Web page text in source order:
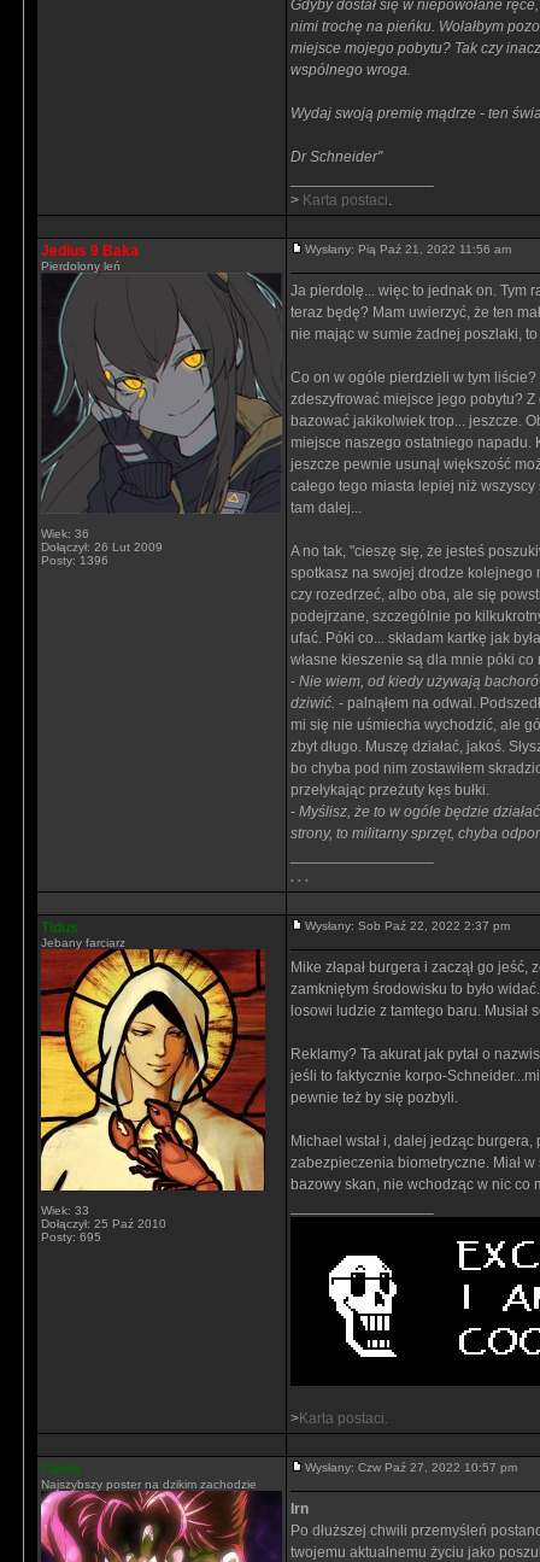
Gdyby dostał się w niepowołane
nimi trochę na pieńku. Wolałbym
miejsce mojego pobytu? Tak czy
wspólnego wroga.
Wydaj swoją premię mądrze - ten
Dr Schneider"
> Karta postaci.
Jedius 9 Baka
Pierdolony leń
Wiek: 36
Dołączył: 26 Lut 2009
Posty: 1396
Wysłany: Pią Paź 21, 2022 11:56 am
Ja pierdolę... więc to jednak on. Tym
teraz będę? Mam uwierzyć, że ten
nie mając w sumie żadnej poszlaki,
Co on w ogóle pierdzieli w tym
zdeszyfrować miejsce jego pobytu?
bazować jakikolwiek trop... jeszcze.
miejsce naszego ostatniego napadu.
jeszcze pewnie usunął większość
całego tego miasta lepiej niż
tam dalej...
A no tak, "cieszę się, że jesteś
spotkasz na swojej drodze kolejnego
czy rozedrzeć, albo oba, ale się
podejrzane, szczególnie po
ufać. Póki co... składam kartkę jak
własne kieszenie są dla mnie póki
- Nie wiem, od kiedy używają
dziwić. - palnąłem na odwal.
mi się nie uśmiecha wychodzić, ale
zbyt długo. Muszę działać, jakoś.
bo chyba pod nim zostawiłem
przełykając przeżuty kęs bułki.
- Myślisz, że to w ogóle będzie
strony, to militarny sprzęt, chyba
. . .
Tidus
Jebany farciarz
Wiek: 33
Dołączył: 25 Paź 2010
Posty: 695
Wysłany: Sob Paź 22, 2022 2:37 pm
Mike złapał burgera i zaczął go
zamkniętym środowisku to było
losowi ludzie z tamtego baru.
Reklamy? Ta akurat jak pytał o
jeśli to faktycznie korpo-
pewnie też by się pozbyli.
Michael wstał i, dalej jedząc burgera,
zabezpieczenia biometryczne. Miał
bazowy skan, nie wchodząc w nic co
>Karta postaci.
Cinek
Najszybszy poster na dzikim zachodzie
Wysłany: Czw Paź 27, 2022 10:57 pm
Irn
Po dłuższej chwili przemyśleń
twojemu aktualnemu życiu jako